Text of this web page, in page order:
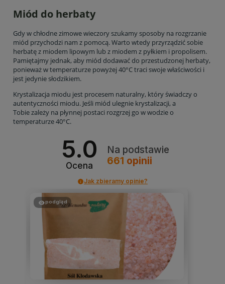
Miód do herbaty
Gdy w chłodne zimowe wieczory szukamy sposoby na rozgrzanie
miód przychodzi nam z pomocą. Warto wtedy przyrządzić sobie
herbatę z miodem lipowym lub z miodem z pyłkiem i propolisem.
Pamiętajmy jednak, aby miód dodawać do przestudzonej herbaty,
ponieważ w temperaturze powyżej 40°C traci swoje właściwości i
jest jedynie słodzikiem.
Krystalizacja miodu jest procesem naturalny, który świadczy o
autentyczności miodu. Jeśli miód ulegnie krystalizacji, a
Tobie zależy na płynnej postaci rozgrzej go w wodzie o
temperaturze 40°C.
5.0
Ocena
Na podstawie
661 opinii
Jak zbieramy opinie?
podgląd